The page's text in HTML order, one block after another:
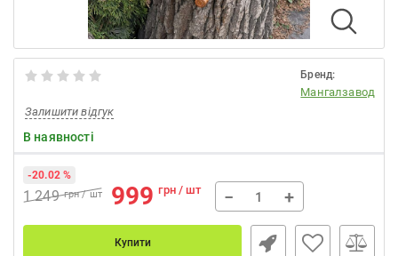
Бренд:
Мангалзавод
Залишити відгук
В наявності
1 249 грн / шт 999 грн / шт
-20.02 %
− +
Купити